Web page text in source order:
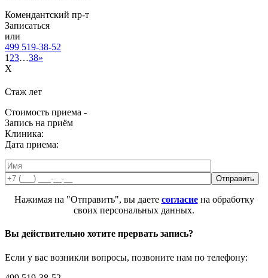
Комендантский пр-т
Записаться
или
499 519-38-52
1 23…38»
X
Стаж лет
Стоимость приема -
Запись на приём
Клиника:
Дата приема:
Нажимая на "Отправить", вы даете согласиена обработку
своих персональных данных.
Вы действительно хотите прервать запись?
Если у вас возникли вопросы, позвоните нам по телефону: